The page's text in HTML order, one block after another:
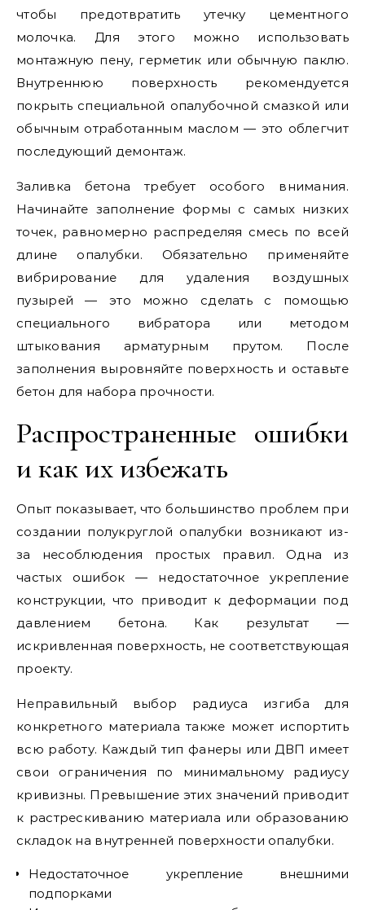
чтобы предотвратить утечку цементного
молочка. Для этого можно использовать
монтажную пену, герметик или обычную паклю.
Внутреннюю поверхность рекомендуется
покрыть специальной опалубочной смазкой или
обычным отработанным маслом — это облегчит
последующий демонтаж.
Заливка бетона требует особого внимания.
Начинайте заполнение формы с самых низких
точек, равномерно распределяя смесь по всей
длине опалубки. Обязательно применяйте
вибрирование для удаления воздушных
пузырей — это можно сделать с помощью
специального вибратора или методом
штыкования арматурным прутом. После
заполнения выровняйте поверхность и оставьте
бетон для набора прочности.
Распространенные ошибки
и как их избежать
Опыт показывает, что большинство проблем при
создании полукруглой опалубки возникают из-
за несоблюдения простых правил. Одна из
частых ошибок — недостаточное укрепление
конструкции, что приводит к деформации под
давлением бетона. Как результат —
искривленная поверхность, не соответствующая
проекту.
Неправильный выбор радиуса изгиба для
конкретного материала также может испортить
всю работу. Каждый тип фанеры или ДВП имеет
свои ограничения по минимальному радиусу
кривизны. Превышение этих значений приводит
к растрескиванию материала или образованию
складок на внутренней поверхности опалубки.
Недостаточное укрепление внешними
подпорками